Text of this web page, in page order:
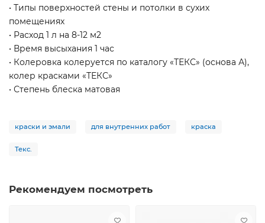
• Типы поверхностей стены и потолки в сухих
помещениях
• Расход 1 л на 8-12 м2
• Время высыхания 1 час
• Колеровка колеруется по каталогу «ТЕКС» (основа А),
колер красками «ТЕКС»
• Степень блеска матовая
краски и эмали для внутренних работ краска
Текс.
Рекомендуем посмотреть